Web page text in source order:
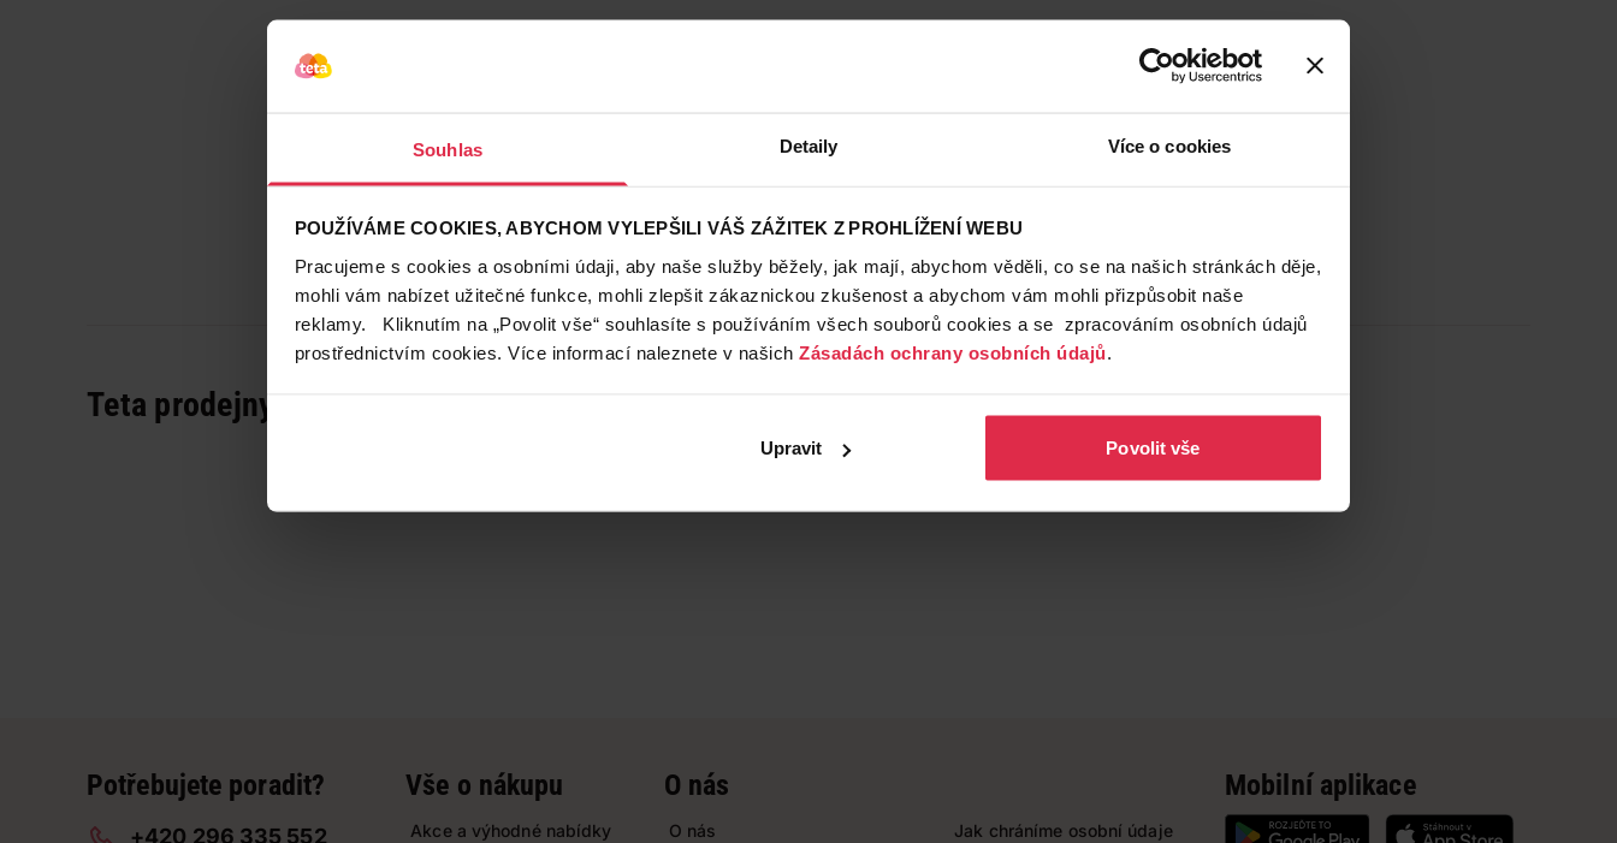
Souhlas Detaily Více o cookies
POUŽÍVÁME COOKIES, ABYCHOM VYLEPŠILI VÁŠ ZÁŽITEK Z PROHLÍŽENÍ WEBU
Pracujeme s cookies a osobními údaji, aby naše služby běžely, jak mají, abychom věděli, co se na našich stránkách děje,
mohli vám nabízet užitečné funkce, mohli zlepšit zákaznickou zkušenost a abychom vám mohli přizpůsobit naše
reklamy. Kliknutím na „Povolit vše“ souhlasíte s používáním všech souborů cookies a se zpracováním osobních údajů
prostřednictvím cookies. Více informací naleznete v našich Zásadách ochrany osobních údajů.
Upravit Povolit vše
Teta prodejny a služby
Potřebujete poradit?
+420 296 335 552
Vše o nákupu
Akce a výhodné nabídky
O nás
O nás Jak chráníme osobní údaje
Mobilní aplikace